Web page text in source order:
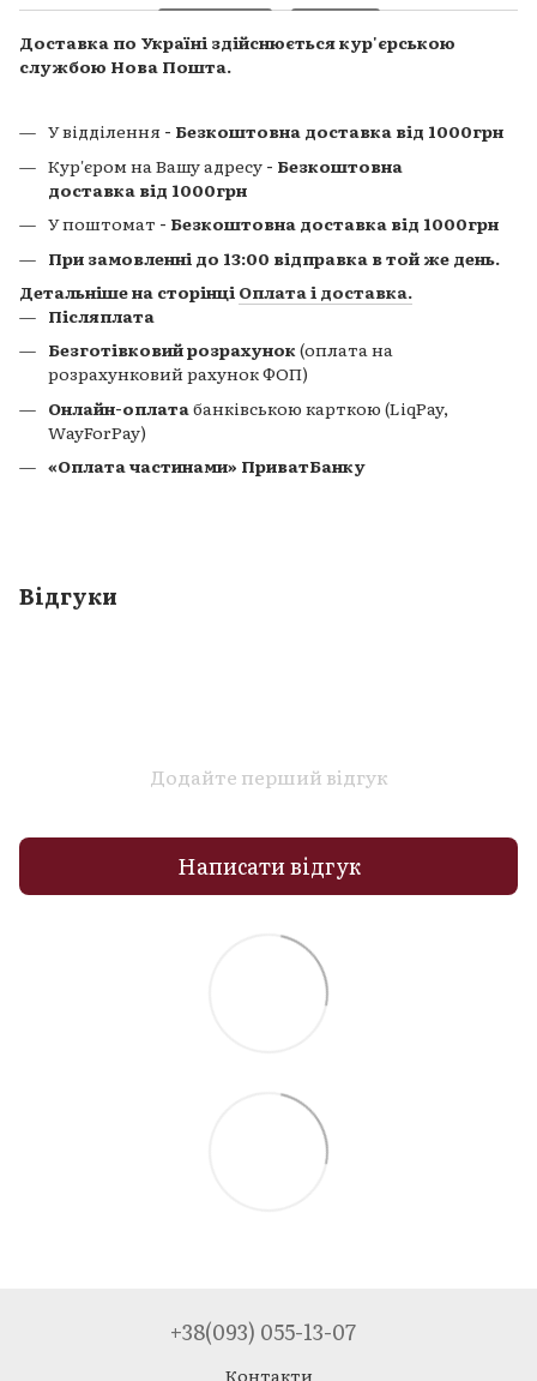
Доставка по Україні здійснюється кур'єрською
службою Нова Пошта.
У відділення - Безкоштовна доставка від 1000грн
Кур'єром на Вашу адресу - Безкоштовна
доставка від 1000грн
У поштомат - Безкоштовна доставка від 1000грн
При замовленні до 13:00 відправка в той же день.
Детальніше на сторінці Оплата і доставка.
Післяплата
Безготівковий розрахунок(оплата на
розрахунковий рахунок ФОП)
Онлайн-оплата банківською карткою (LiqPay,
WayForPay)
«Оплата частинами» ПриватБанку
Відгуки
Додайте перший відгук
Написати відгук
+38(093) 055-13-07
Контакти